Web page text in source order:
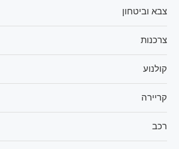
צבא וביטחון
צרכנות
קולנוע
קריירה
רכב